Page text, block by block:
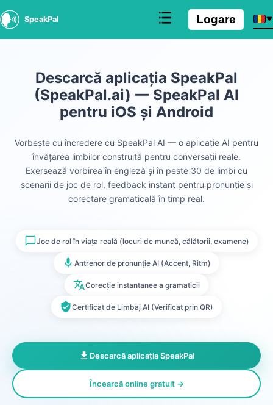
SpeakPal Logare
Descarcă aplicația SpeakPal
(SpeakPal.ai) — SpeakPal AI
pentru iOS și Android
Vorbește cu încredere cu SpeakPal AI — o aplicație AI pentru
învățarea limbilor construită pentru conversații reale.
Exersează vorbirea în engleză și în peste 30 de limbi cu
scenarii de joc de rol, feedback instant pentru pronunție și
corectare gramaticală în timp real.
Joc de rol în viața reală (locuri de muncă, călătorii, examene)
Antrenor de pronunție AI (Accent, Ritm)
Corecție instantanee a gramaticii
Certificat de Limbaj AI (Verificat prin QR)
Descarcă aplicația SpeakPal
Încearcă online gratuit →